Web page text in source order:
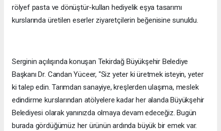
rölyef pasta ve dönüştür-kullan hediyelik eşya tasarımı
kurslarında üretilen eserler ziyaretçilerin beğenisine sunuldu.
Serginin açılışında konuşan Tekirdağ Büyükşehir Belediye
Başkanı Dr. Candan Yüceer, "Siz yeter ki üretmek isteyin, yeter
ki talep edin. Tarımdan sanayiye, kreşlerden ulaşıma, meslek
edindirme kurslarından atölyelere kadar her alanda Büyükşehir
Belediyesi olarak yanınızda olmaya devam edeceğiz. Bugün
burada gördüğümüz her ürünün ardında büyük bir emek var.